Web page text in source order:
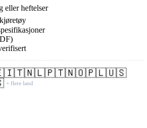
eller heftelser
🇮🇹🇳🇱🇵🇹🇳🇴🇵🇱🇺🇸
+ flere land